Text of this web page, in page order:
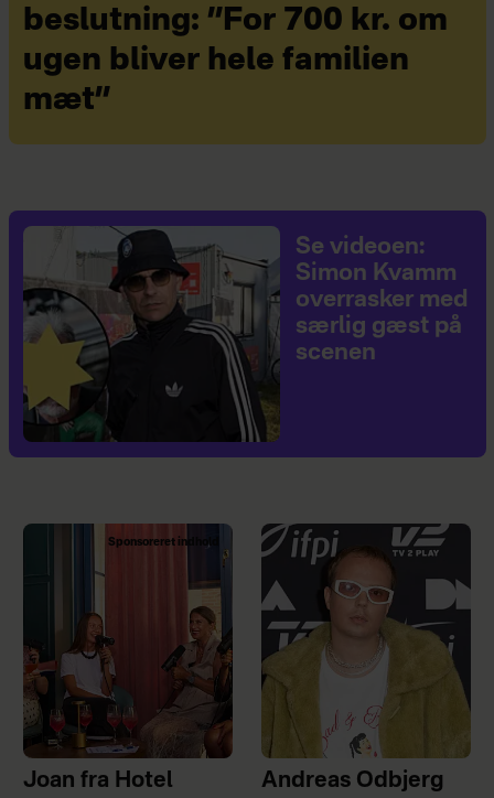
beslutning: ”For 700 kr. om
ugen bliver hele familien
mæt”
Se videoen:
Simon Kvamm
overrasker med
særlig gæst på
scenen
Sponsoreret indhold
Joan fra Hotel
Andreas Odbjerg